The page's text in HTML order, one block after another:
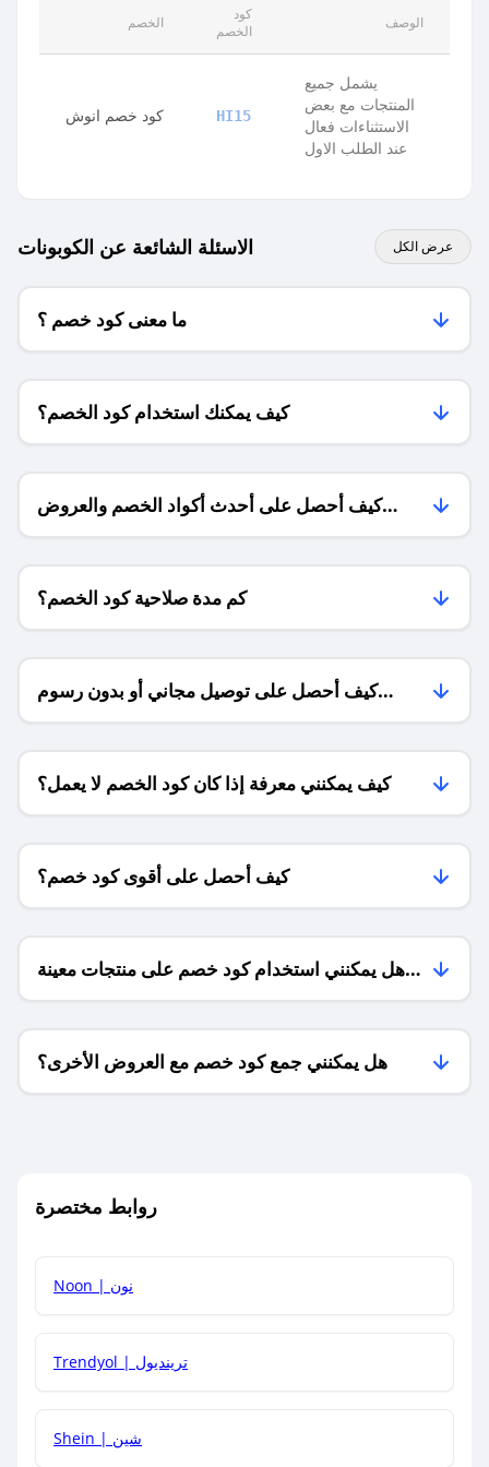
الخصم
كود
الخصم
الوصف
كود خصم انوش HI15
يشمل جميع
المنتجات مع بعض
الاستثناءات فعال
عند الطلب الاول
الاسئلة الشائعة عن الكوبونات عرض الكل
ما معنى كود خصم ؟
كيف يمكنك استخدام كود الخصم؟
كيف أحصل على أحدث أكواد الخصم والعروض
للمتاجر؟
كم مدة صلاحية كود الخصم؟
كيف أحصل على توصيل مجاني أو بدون رسوم
الشحن ؟
كيف يمكنني معرفة إذا كان كود الخصم لا يعمل؟
كيف أحصل على أقوى كود خصم؟
هل يمكنني استخدام كود خصم على منتجات معينة
فقط؟
هل يمكنني جمع كود خصم مع العروض الأخرى؟
كم مدة صلاحية كود الخصم؟
روابط مختصرة
Noon | نون
Trendyol | ترينديول
Shein | شين